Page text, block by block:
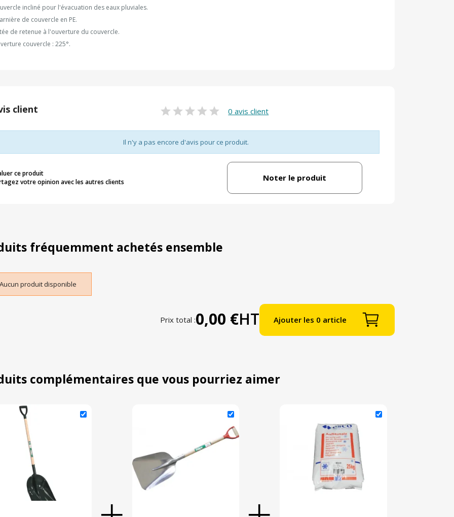
incliné pour l'évacuation des eaux pluviales.
de couvercle en PE.
de retenue à l'ouverture du couvercle.
couvercle : 225°.
client 0 avis client
Il n'y a pas encore d'avis pour ce produit.
ce produit
votre opinion avec les autres clients
Noter le produit
fréquemment achetés ensemble
produit disponible
Prix total :0,00 €HT Ajouter les 0 article
complémentaires que vous pourriez aimer